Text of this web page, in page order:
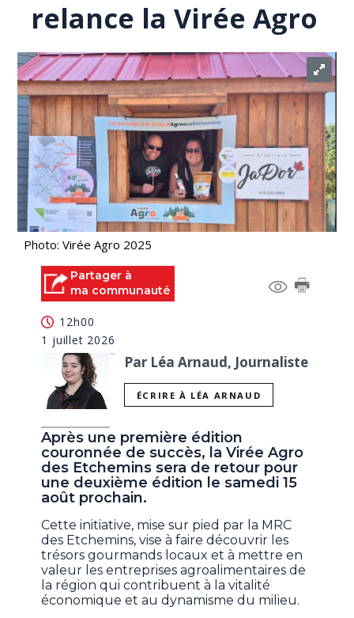
relance la Virée Agro
Photo: Virée Agro 2025
Partager à
ma communauté
12h00
1 juillet 2026
Par Léa Arnaud, Journaliste
ÉCRIRE À LÉA ARNAUD
Après une première édition
couronnée de succès, la Virée Agro
des Etchemins sera de retour pour
une deuxième édition le samedi 15
août prochain.
Cette initiative, mise sur pied par la MRC
des Etchemins, vise à faire découvrir les
trésors gourmands locaux et à mettre en
valeur les entreprises agroalimentaires de
la région qui contribuent à la vitalité
économique et au dynamisme du milieu.